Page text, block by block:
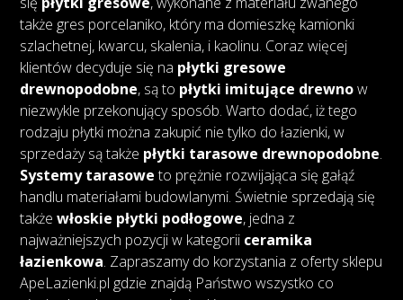
także gres porcelaniko, który ma domieszkę kamionki
szlachetnej, kwarcu, skalenia, i kaolinu. Coraz więcej
klientów decyduje się na płytki gresowe
drewnopodobne, są to płytki imitujące drewnow
niezwykle przekonujący sposób. Warto dodać, iż tego
rodzaju płytki można zakupić nie tylko do łazienki, w
sprzedaży są także płytki tarasowe drewnopodobne.
Systemy tarasoweto prężnie rozwijająca się gałąź
handlu materiałami budowlanymi. Świetnie sprzedają się
takżewłoskie płytki podłogowe, jedna z
najważniejszych pozycji w kategorii ceramika
łazienkowa. Zapraszamy do korzystania z oferty sklepu
ApeLazienki.pl gdzie znajdą Państwo wszystko co